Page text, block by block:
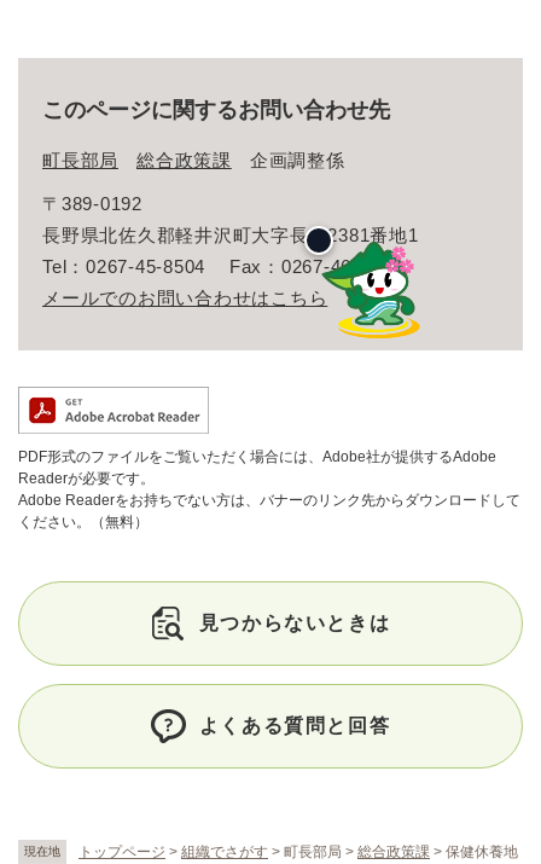
現在地 トップページ > 組織でさがす > 町長部局 > 総合政策課 > 保健休養地
このページに関するお問い合わせ先
町長部局 総合政策課 企画調整係
〒389-0192
長野県北佐久郡軽井沢町大字長倉2381番地1
Tel：0267-45-8504
Fax：0267-46-3165
メールでのお問い合わせはこちら
PDF形式のファイルをご覧いただく場合には、Adobe社が提供するAdobe
Readerが必要です。
Adobe Readerをお持ちでない方は、バナーのリンク先からダウンロードして
ください。（無料）
見つからないときは
よくある質問と回答